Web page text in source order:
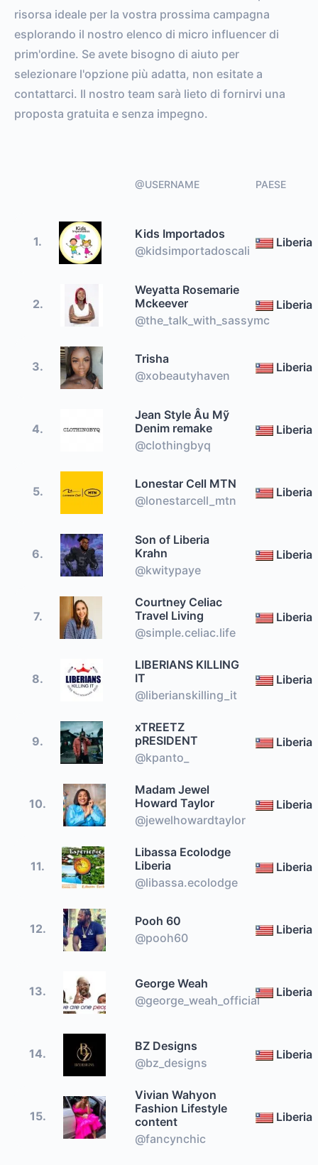
risorsa ideale per la vostra prossima campagna
esplorando il nostro elenco di micro influencer di
prim'ordine. Se avete bisogno di aiuto per
selezionare l'opzione più adatta, non esitate a
contattarci. Il nostro team sarà lieto di fornirvi una
proposta gratuita e senza impegno.
@USERNAME PAESE
1.
Kids Importados
@kidsimportadoscali
Liberia
2.
Weyatta Rosemarie
Mckeever
@the_talk_with_sassymc
Liberia
3.
Trisha
@xobeautyhaven
Liberia
4.
Jean Style Âu Mỹ
Denim remake
@clothingbyq
Liberia
5.
Lonestar Cell MTN
@lonestarcell_mtn
Liberia
6.
Son of Liberia
Krahn
@kwitypaye
Liberia
7.
Courtney Celiac
Travel Living
@simple.celiac.life
Liberia
8.
LIBERIANS KILLING
IT
@liberianskilling_it
Liberia
9.
xTREETZ
pRESIDENT
@kpanto_
Liberia
10.
Madam Jewel
Howard Taylor
@jewelhowardtaylor
Liberia
11.
Libassa Ecolodge
Liberia
@libassa.ecolodge
Liberia
12.
Pooh 60
@pooh60
Liberia
13.
George Weah
@george_weah_official
Liberia
14.
BZ Designs
@bz_designs
Liberia
15.
Vivian Wahyon
Fashion Lifestyle
content
@fancynchic
Liberia